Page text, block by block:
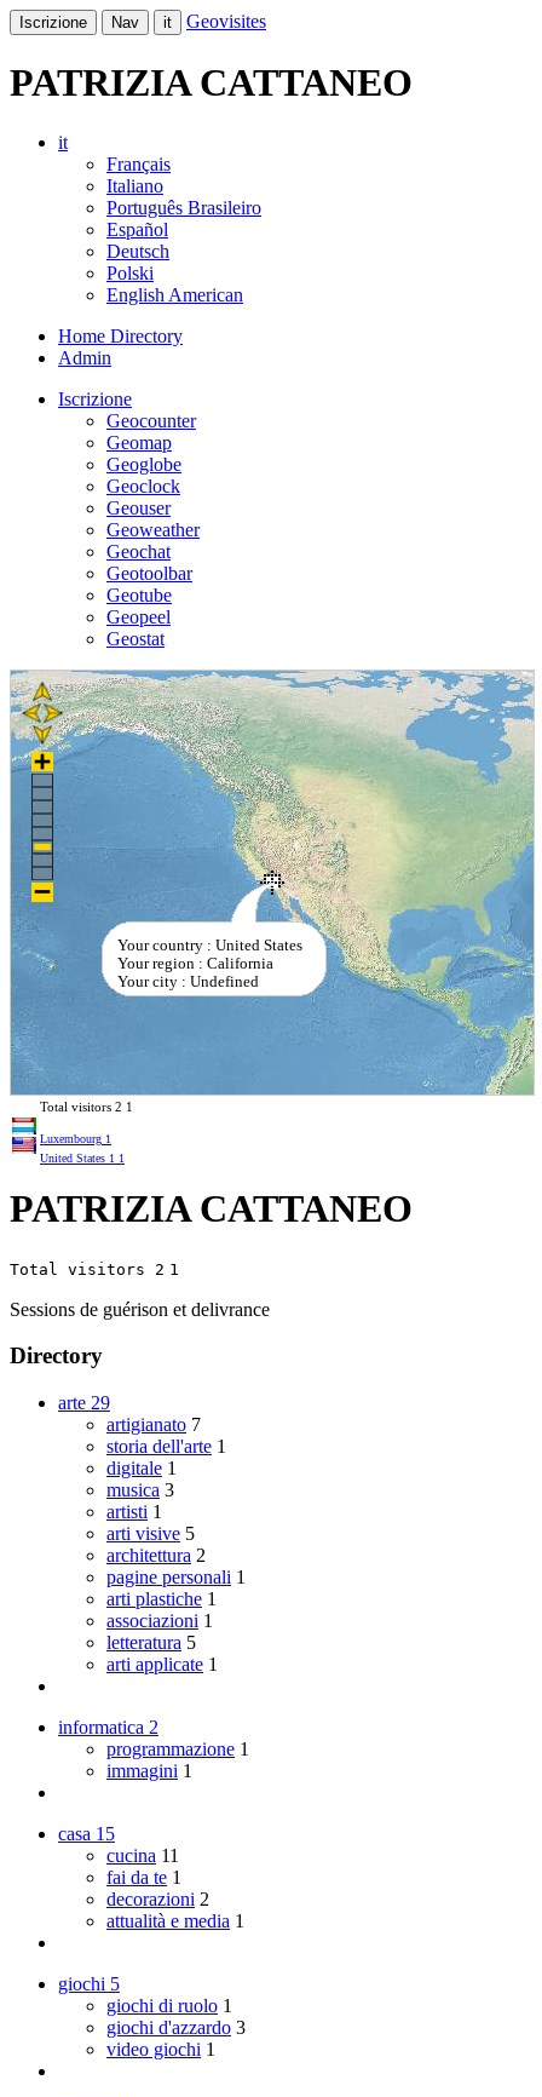
Iscrizione Nav it Geovisites
PATRIZIA CATTANEO
it
Français
Italiano
Português Brasileiro
Español
Deutsch
Polski
English American
Home Directory
Admin
Iscrizione
Geocounter
Geomap
Geoglobe
Geoclock
Geouser
Geoweather
Geochat
Geotoolbar
Geotube
Geopeel
Geostat
Your country : United States
Your region : California
Your city : Undefined
Total visitors 2 1
Luxembourg 1
United States 1 1
PATRIZIA CATTANEO
Total visitors 2 1
Sessions de guérison et delivrance
Directory
arte 29
artigianato 7
storia dell'arte 1
digitale 1
musica 3
artisti 1
arti visive 5
architettura 2
pagine personali 1
arti plastiche 1
associazioni 1
letteratura 5
arti applicate 1
informatica 2
programmazione 1
immagini 1
casa 15
cucina 11
fai da te 1
decorazioni 2
attualità e media 1
giochi 5
giochi di ruolo 1
giochi d'azzardo 3
video giochi 1